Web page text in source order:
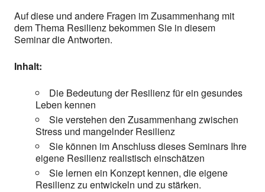
Auf diese und andere Fragen im Zusammenhang mit
dem Thema Resilienz bekommen Sie in diesem
Seminar die Antworten.
Inhalt:
Die Bedeutung der Resilienz für ein gesundes
Leben kennen
Sie verstehen den Zusammenhang zwischen
Stress und mangelnder Resilienz
Sie können im Anschluss dieses Seminars Ihre
eigene Resilienz realistisch einschätzen
Sie lernen ein Konzept kennen, die eigene
Resilienz zu entwickeln und zu stärken.